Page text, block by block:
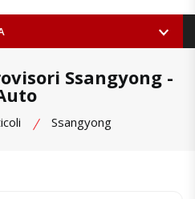
Ssangyong -
Ssangyong